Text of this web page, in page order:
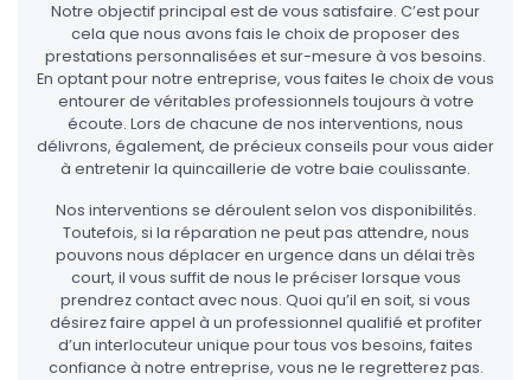
Notre objectif principal est de vous satisfaire. C’est pour
cela que nous avons fais le choix de proposer des
prestations personnalisées et sur-mesure à vos besoins.
En optant pour notre entreprise, vous faites le choix de vous
entourer de véritables professionnels toujours à votre
écoute. Lors de chacune de nos interventions, nous
délivrons, également, de précieux conseils pour vous aider
à entretenir la quincaillerie de votre baie coulissante.
Nos interventions se déroulent selon vos disponibilités.
Toutefois, si la réparation ne peut pas attendre, nous
pouvons nous déplacer en urgence dans un délai très
court, il vous suffit de nous le préciser lorsque vous
prendrez contact avec nous. Quoi qu’il en soit, si vous
désirez faire appel à un professionnel qualifié et profiter
d’un interlocuteur unique pour tous vos besoins, faites
confiance à notre entreprise, vous ne le regretterez pas.